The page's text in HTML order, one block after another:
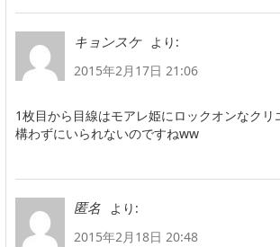
キョンスケ
より:
2015年2月17日 21:06
1枚目から目線はモアレ姫にロックオンなクリ
構わずにいられないのですねww
匿名
より:
2015年2月18日 20:48